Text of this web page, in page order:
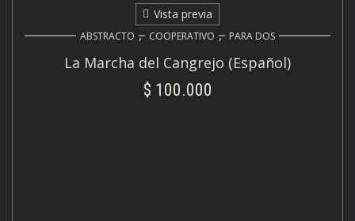
Vista previa
ABSTRACTO , COOPERATIVO , PARA DOS
La Marcha del Cangrejo (Español)
$ 100.000